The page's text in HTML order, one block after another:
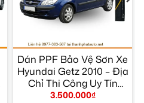
Dán PPF Bảo Vệ Sơn Xe
Hyundai Getz 2010 – Địa
Chỉ Thi Công Uy Tín
TPHCM
3.500.000₫